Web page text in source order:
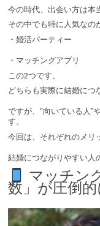
今の時代、出会い方は本
その中でも特に人気なの
・婚活パーティー
・マッチングアプリ
この2つです。
どちらも実際に結婚につ
ですが、“向いている人”
す。
今回は、それぞれのメリ
結婚につながりやすい人
マッチン
数」が圧倒